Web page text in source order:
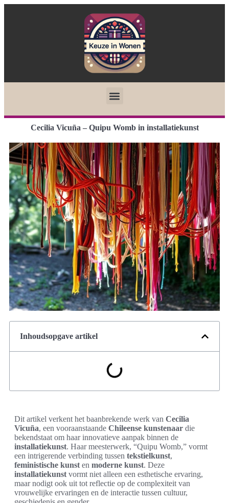
Cecilia Vicuña – Quipu Womb in installatiekunst
Inhoudsopgave artikel
Dit artikel verkent het baanbrekende werk van Cecilia
Vicuña, een vooraanstaande Chileense kunstenaar die
bekendstaat om haar innovatieve aanpak binnen de
installatiekunst. Haar meesterwerk, “Quipu Womb,” vormt
een intrigerende verbinding tussen tekstielkunst,
feministische kunst en moderne kunst. Deze
installatiekunst vormt niet alleen een esthetische ervaring,
maar nodigt ook uit tot reflectie op de complexiteit van
vrouwelijke ervaringen en de interactie tussen cultuur,